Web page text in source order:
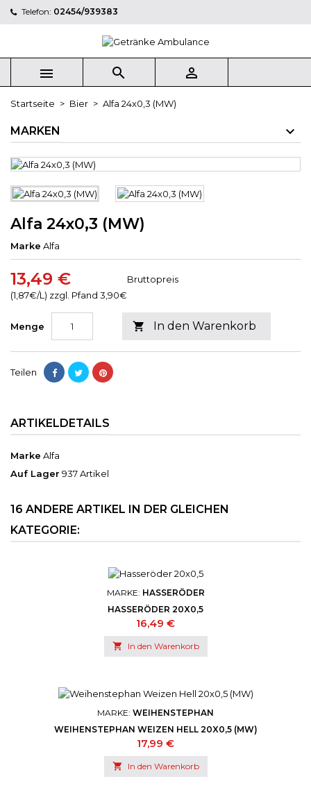
Telefon: 02454/939383
  
Startseite Bier Alfa 24x0,3 (MW)
MARKEN
Alfa 24x0,3 (MW)
Marke Alfa
13,49 €
(1,87€/L) zzgl. Pfand 3,90€
Bruttopreis
Menge  In den Warenkorb
Teilen
ARTIKELDETAILS
Marke Alfa
Auf Lager 937 Artikel
16 ANDERE ARTIKEL IN DER GLEICHEN
KATEGORIE:
MARKE: HASSERÖDER
HASSERÖDER 20X0,5
Preis
16,49 €
 In den Warenkorb
MARKE: WEIHENSTEPHAN
WEIHENSTEPHAN WEIZEN HELL 20X0,5 (MW)
Preis
17,99 €
 In den Warenkorb
My wishlists ×
add_circle_outline
((title)) ×
((label))
Anmelden ×
Sie müssen angemeldet sein, um Artikel Ihrer
Wunschliste hinzufügen zu können.